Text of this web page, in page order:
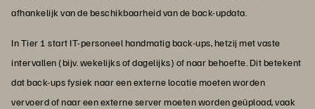
afhankelijk van de beschikbaarheid van de back-updata.
In Tier 1 start IT-personeel handmatig back-ups, hetzij met vaste
intervallen (bijv. wekelijks of dagelijks) of naar behoefte. Dit betekent
dat back-ups fysiek naar een externe locatie moeten worden
vervoerd of naar een externe server moeten worden geüpload, vaak